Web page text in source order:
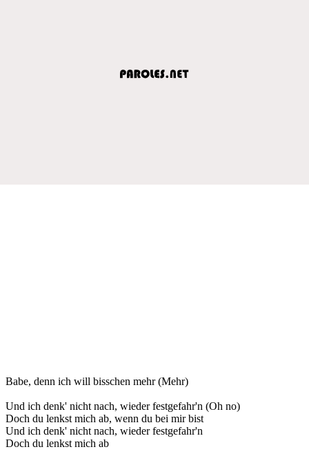
Babe, denn ich will bisschen mehr (Mehr)
Und ich denk' nicht nach, wieder festgefahr'n (Oh no)
Doch du lenkst mich ab, wenn du bei mir bist
Und ich denk' nicht nach, wieder festgefahr'n
Doch du lenkst mich ab